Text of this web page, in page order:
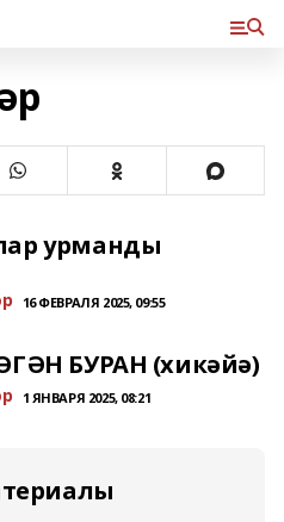
урманды
16 ФЕВРАЛЯ 2025, 09:55
БУРАН (хикәйә)
1 ЯНВАРЯ 2025, 08:21